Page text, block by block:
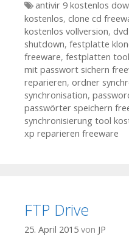
Tags
antivir 9 kostenlos
kostenlos, clone cd
kostenlos vollversion,
shutdown, festplatte
freeware, festplatten tool
mit passwort sichern
reparieren, ordner
synchronisation,
passwörter speichern
synchronisierung tool
xp reparieren freeware
FTP Drive
25. April 2015 von JP